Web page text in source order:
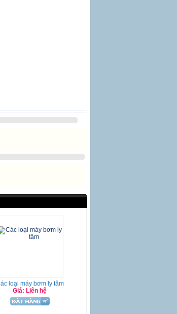
loại máy bơm ly tâm
Giá: Liên hệ